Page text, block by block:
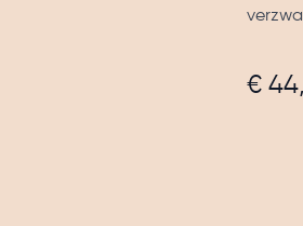
€ 44,